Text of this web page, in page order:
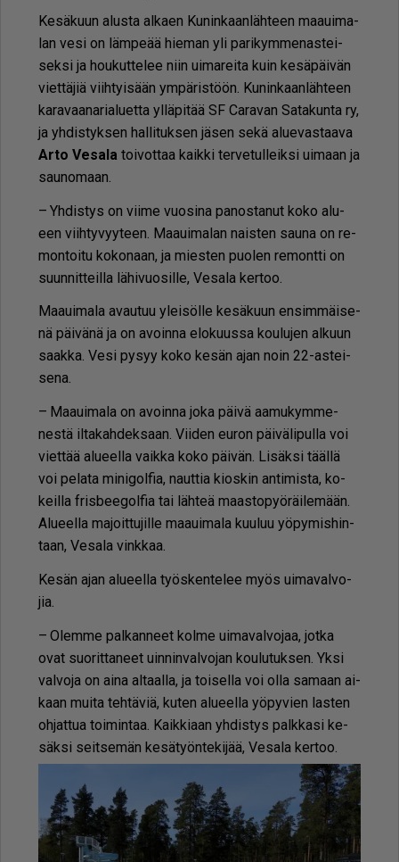
Ke­sä­kuun alus­ta al­ka­en Ku­nin­kaan­läh­teen maa­ui­ma­
lan vesi on läm­pe­ää hie­man yli pa­ri­kym­me­nas­tei­
sek­si ja hou­kut­te­lee niin ui­ma­rei­ta kuin ke­sä­päi­vän
viet­tä­jiä viih­tyi­sään ym­pä­ris­töön. Ku­nin­kaan­läh­teen
ka­ra­vaa­na­ri­a­lu­et­ta yl­lä­pi­tää SF Ca­ra­van Sa­ta­kun­ta ry,
ja yh­dis­tyk­sen hal­li­tuk­sen jä­sen sekä alu­e­vas­taa­va
Ar­to Ve­sa­la toi­vot­taa kaik­ki ter­ve­tul­leik­si ui­maan ja
sau­no­maan.
– Yh­dis­tys on vii­me vuo­si­na pa­nos­ta­nut koko alu­
een viih­ty­vyy­teen. Maa­ui­ma­lan nais­ten sau­na on re­
mon­toi­tu ko­ko­naan, ja mies­ten puo­len re­mont­ti on
suun­nit­teil­la lä­hi­vuo­sil­le, Ve­sa­la ker­too.
Maa­ui­ma­la avau­tuu ylei­söl­le ke­sä­kuun en­sim­mäi­se­
nä päi­vä­nä ja on avoin­na elo­kuus­sa kou­lu­jen al­kuun
saak­ka. Vesi py­syy koko ke­sän ajan noin 22-as­tei­
se­na.
– Maa­ui­ma­la on avoin­na joka päi­vä aa­mu­kym­me­
nes­tä il­ta­kah­dek­saan. Vii­den eu­ron päi­vä­li­pul­la voi
viet­tää alu­eel­la vaik­ka koko päi­vän. Li­säk­si tääl­lä
voi pe­la­ta mi­ni­gol­fia, naut­tia ki­os­kin an­ti­mis­ta, ko­
keil­la fris­bee­gol­fia tai läh­teä maas­to­pyö­räi­le­mään.
Alu­eel­la ma­joit­tu­jil­le maa­ui­ma­la kuu­luu yö­py­mis­hin­
taan, Ve­sa­la vink­kaa.
Ke­sän ajan alu­eel­la työs­ken­te­lee myös ui­ma­val­vo­
jia.
– Olem­me pal­kan­neet kol­me ui­ma­val­vo­jaa, jot­ka
ovat suo­rit­ta­neet uin­nin­val­vo­jan kou­lu­tuk­sen. Yk­si
val­vo­ja on ai­na al­taal­la, ja toi­sel­la voi ol­la sa­maan ai­
kaan mui­ta teh­tä­viä, ku­ten alu­eel­la yö­py­vien las­ten
oh­jat­tua toi­min­taa. Kaik­ki­aan yh­dis­tys palk­ka­si ke­
säk­si seit­se­män ke­sä­työn­te­ki­jää, Ve­sa­la ker­too.